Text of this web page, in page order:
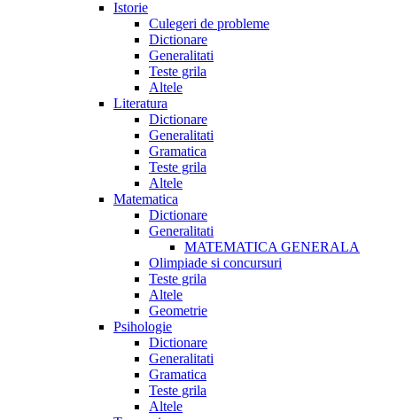
Istorie
Culegeri de probleme
Dictionare
Generalitati
Teste grila
Altele
Literatura
Dictionare
Generalitati
Gramatica
Teste grila
Altele
Matematica
Dictionare
Generalitati
MATEMATICA GENERALA
Olimpiade si concursuri
Teste grila
Altele
Geometrie
Psihologie
Dictionare
Generalitati
Gramatica
Teste grila
Altele